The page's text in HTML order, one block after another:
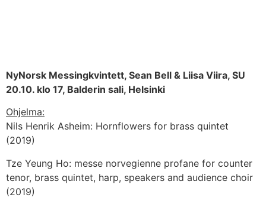
NyNorsk Messingkvintett, Sean Bell & Liisa Viira, SU
20.10. klo 17, Balderin sali, Helsinki
Ohjelma:
Nils Henrik Asheim: Hornflowers for brass quintet
(2019)
Tze Yeung Ho: messe norvegienne profane for counter
tenor, brass quintet, harp, speakers and audience choir
(2019)